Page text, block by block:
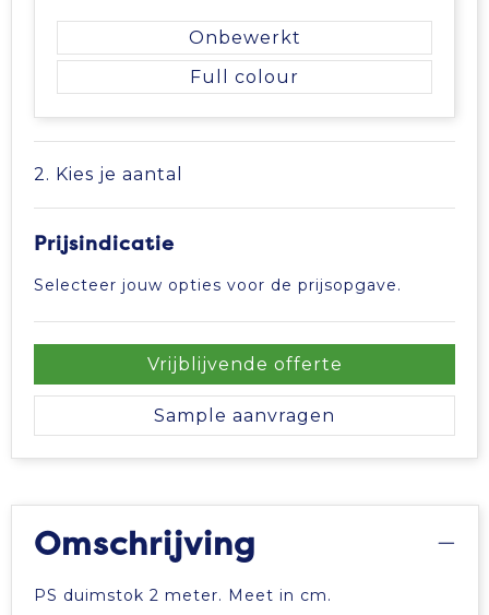
Toilettassen
Aktetassen
Onbewerkt
Full colour
2. Kies je aantal
Prijsindicatie
Selecteer jouw opties voor de prijsopgave.
Vrijblijvende offerte
Sample aanvragen
Omschrijving
PS duimstok 2 meter. Meet in cm.